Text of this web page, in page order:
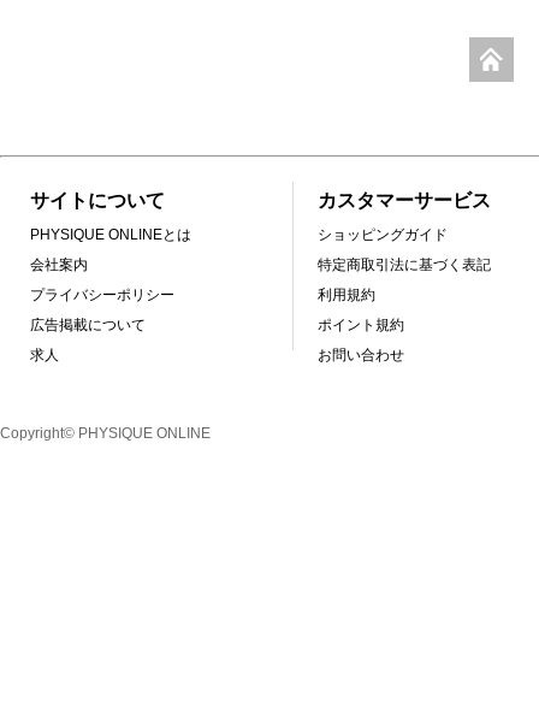
サイトについて
PHYSIQUE ONLINEとは
会社案内
プライバシーポリシー
広告掲載について
求人
カスタマーサービス
ショッピングガイド
特定商取引法に基づく表記
利用規約
ポイント規約
お問い合わせ
Copyright© PHYSIQUE ONLINE